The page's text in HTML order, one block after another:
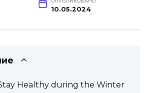
10.05.2024
Healthy during the Winter